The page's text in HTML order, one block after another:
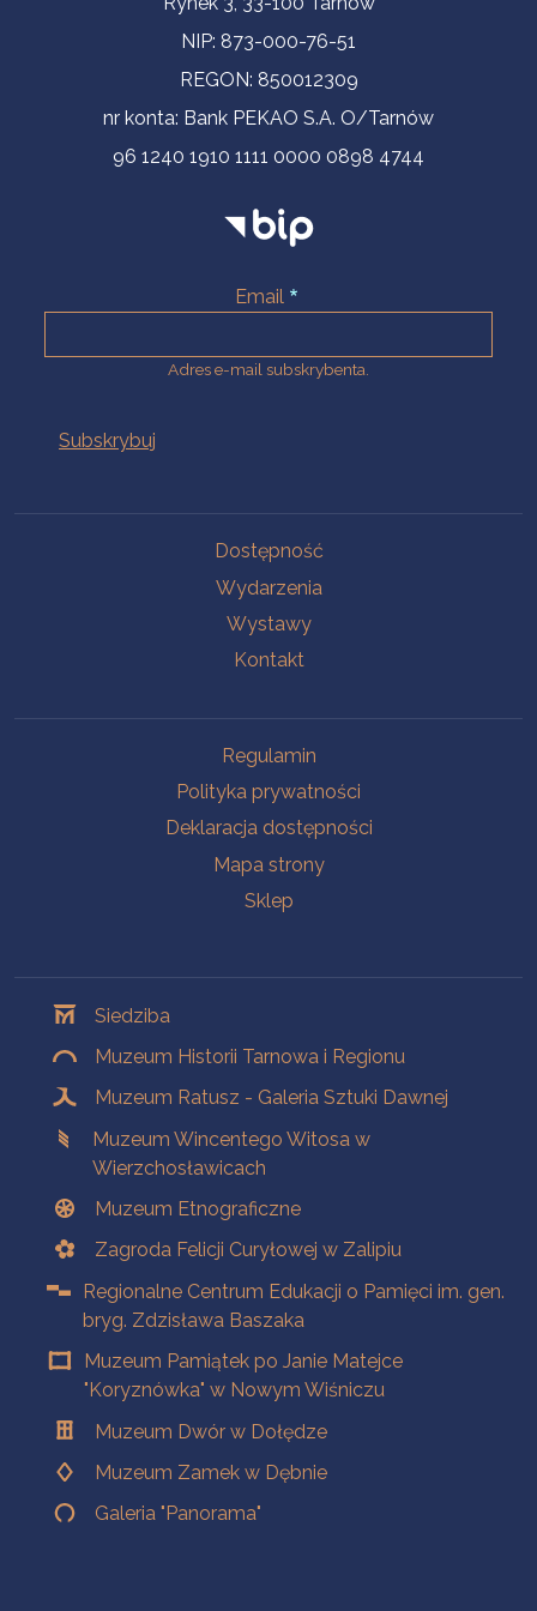
NIP: 873-000-76-51
REGON: 850012309
nr konta: Bank PEKAO S.A. O/Tarnów
96 1240 1910 1111 0000 0898 4744
Email
Adres e-mail subskrybenta.
Dostępność
Wydarzenia
Wystawy
Kontakt
Regulamin
Polityka prywatności
Deklaracja dostępności
Mapa strony
Sklep
Siedziba
Muzeum Historii Tarnowa i Regionu
Muzeum Ratusz - Galeria Sztuki Dawnej
Muzeum Wincentego Witosa w
Wierzchosławicach
Muzeum Etnograficzne
Zagroda Felicji Curyłowej w Zalipiu
Regionalne Centrum Edukacji o Pamięci im. gen.
bryg. Zdzisława Baszaka
Muzeum Pamiątek po Janie Matejce
"Koryznówka" w Nowym Wiśniczu
Muzeum Dwór w Dołędze
Muzeum Zamek w Dębnie
Galeria "Panorama"